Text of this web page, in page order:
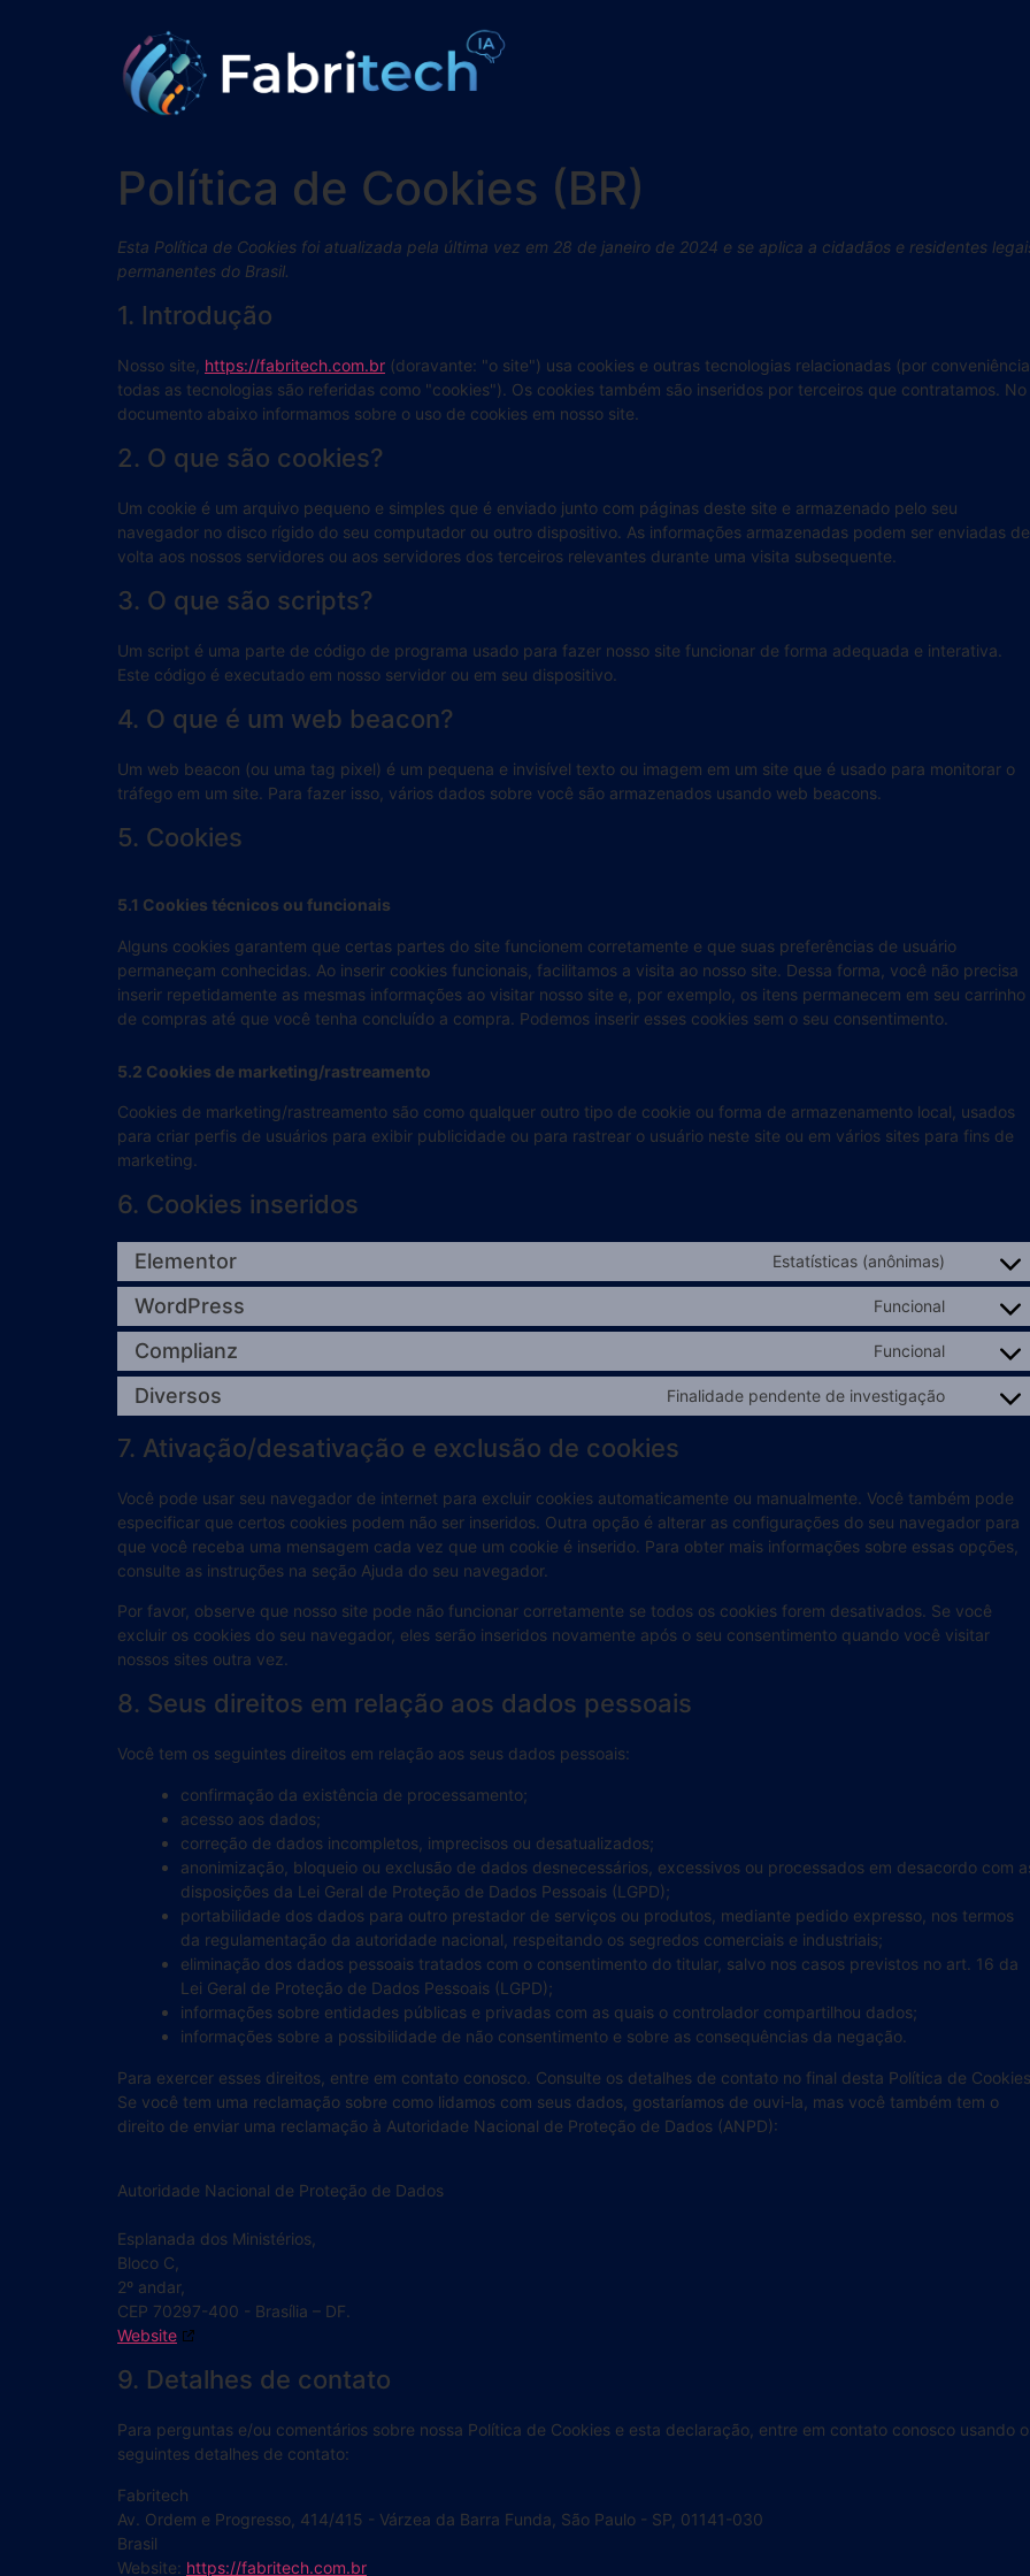
Política de Cookies (BR)
Esta Política de Cookies foi atualizada pela última vez em 28 de janeiro de 2024 e se aplica a cidadãos e residentes
permanentes do Brasil.
1. Introdução
Nosso site, https://fabritech.com.br (doravante: "o site") usa cookies e outras tecnologias relacionadas (por conveniência
todas as tecnologias são referidas como "cookies"). Os cookies também são inseridos por terceiros que contratamos. No
documento abaixo informamos sobre o uso de cookies em nosso site.
2. O que são cookies?
Um cookie é um arquivo pequeno e simples que é enviado junto com páginas deste site e armazenado pelo seu
navegador no disco rígido do seu computador ou outro dispositivo. As informações armazenadas podem ser enviadas de
volta aos nossos servidores ou aos servidores dos terceiros relevantes durante uma visita subsequente.
3. O que são scripts?
Um script é uma parte de código de programa usado para fazer nosso site funcionar de forma adequada e interativa.
Este código é executado em nosso servidor ou em seu dispositivo.
4. O que é um web beacon?
Um web beacon (ou uma tag pixel) é um pequena e invisível texto ou imagem em um site que é usado para monitorar o
tráfego em um site. Para fazer isso, vários dados sobre você são armazenados usando web beacons.
5. Cookies
5.1 Cookies técnicos ou funcionais
Alguns cookies garantem que certas partes do site funcionem corretamente e que suas preferências de usuário
permaneçam conhecidas. Ao inserir cookies funcionais, facilitamos a visita ao nosso site. Dessa forma, você não precisa
inserir repetidamente as mesmas informações ao visitar nosso site e, por exemplo, os itens permanecem em seu carrinho
de compras até que você tenha concluído a compra. Podemos inserir esses cookies sem o seu consentimento.
5.2 Cookies de marketing/rastreamento
Cookies de marketing/rastreamento são como qualquer outro tipo de cookie ou forma de armazenamento local, usados
para criar perfis de usuários para exibir publicidade ou para rastrear o usuário neste site ou em vários sites para fins de
marketing.
6. Cookies inseridos
Elementor Estatísticas (anônimas)
WordPress Funcional
Complianz Funcional
Diversos Finalidade pendente de investigação
7. Ativação/desativação e exclusão de cookies
Você pode usar seu navegador de internet para excluir cookies automaticamente ou manualmente. Você também pode
especificar que certos cookies podem não ser inseridos. Outra opção é alterar as configurações do seu navegador para
que você receba uma mensagem cada vez que um cookie é inserido. Para obter mais informações sobre essas opções,
consulte as instruções na seção Ajuda do seu navegador.
Por favor, observe que nosso site pode não funcionar corretamente se todos os cookies forem desativados. Se você
excluir os cookies do seu navegador, eles serão inseridos novamente após o seu consentimento quando você visitar
nossos sites outra vez.
8. Seus direitos em relação aos dados pessoais
Você tem os seguintes direitos em relação aos seus dados pessoais:
confirmação da existência de processamento;
acesso aos dados;
correção de dados incompletos, imprecisos ou desatualizados;
anonimização, bloqueio ou exclusão de dados desnecessários, excessivos ou processados em desacordo com
disposições da Lei Geral de Proteção de Dados Pessoais (LGPD);
portabilidade dos dados para outro prestador de serviços ou produtos, mediante pedido expresso, nos termos
da regulamentação da autoridade nacional, respeitando os segredos comerciais e industriais;
eliminação dos dados pessoais tratados com o consentimento do titular, salvo nos casos previstos no art. 16 da
Lei Geral de Proteção de Dados Pessoais (LGPD);
informações sobre entidades públicas e privadas com as quais o controlador compartilhou dados;
informações sobre a possibilidade de não consentimento e sobre as consequências da negação.
Para exercer esses direitos, entre em contato conosco. Consulte os detalhes de contato no final desta Política de
Se você tem uma reclamação sobre como lidamos com seus dados, gostaríamos de ouvi-la, mas você também tem o
direito de enviar uma reclamação à Autoridade Nacional de Proteção de Dados (ANPD):
Autoridade Nacional de Proteção de Dados
Esplanada dos Ministérios,
Bloco C,
2º andar,
CEP 70297-400 - Brasília – DF.
Website
9. Detalhes de contato
Para perguntas e/ou comentários sobre nossa Política de Cookies e esta declaração, entre em contato conosco usando
seguintes detalhes de contato:
Fabritech
Av. Ordem e Progresso, 414/415 - Várzea da Barra Funda, São Paulo - SP, 01141-030
Brasil
Website: https://fabritech.com.br